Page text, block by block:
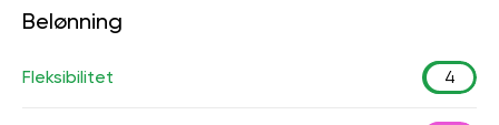
Belønning
Fleksibilitet 4